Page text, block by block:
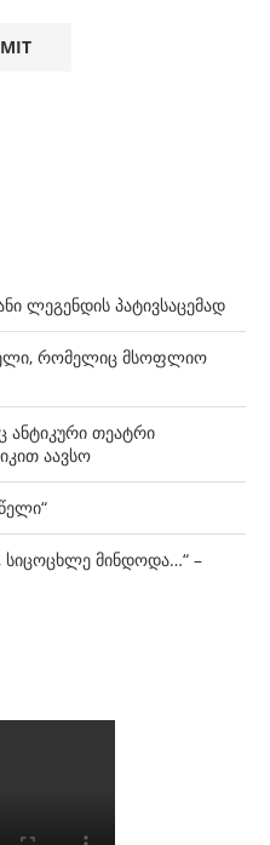
ლეგენდის პატივსაცემად
რომელიც მსოფლიო
თეატრი
აავსო
სიცოცხლე მინდოდა…“ –